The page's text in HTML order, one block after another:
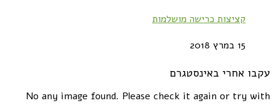
קציצות כרישה מושלמות
15 במרץ 2018
עקבו אחרי באינסטגרם
No any image found. Please check it again or try with